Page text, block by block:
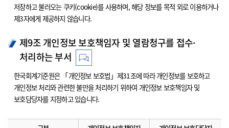
저장하고 불러오는 쿠키(cookie)를 사용하며, 해당 정보를 목적 외로 이용하거나
제3자에게 제공하지 않습니다.
제9조 개인정보 보호책임자 및 열람청구를 접수·
처리하는 부서
한국회계기준원은 「개인정보 보호법」제31조에 따라 개인정보를 보호하고
개인정보 처리와 관련한 불만을 처리하기 위하여 개인정보 보호책임자 및
보호담당자를 지정하고 있습니다.